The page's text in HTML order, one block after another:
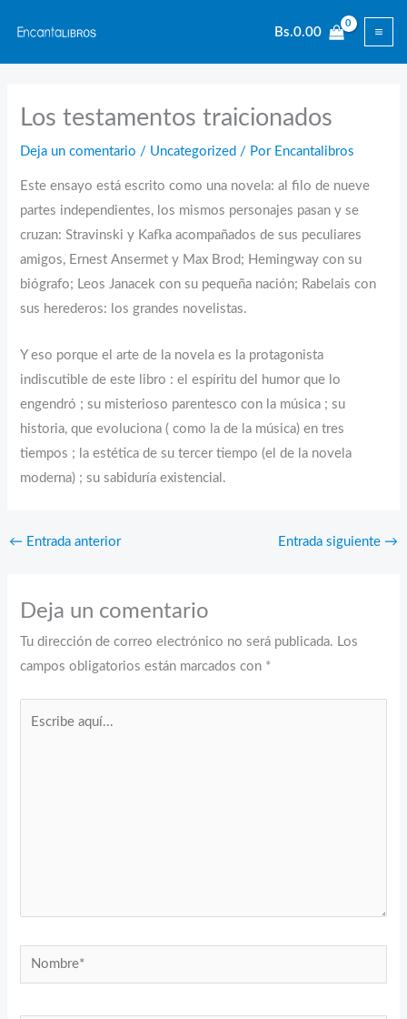
contenido
Bs.0.00
Los testamentos traicionados
Deja un comentario / Uncategorized / Por Encantalibros
Este ensayo está escrito como una novela: al filo de nueve
partes independientes, los mismos personajes pasan y se
cruzan: Stravinski y Kafka acompañados de sus peculiares
amigos, Ernest Ansermet y Max Brod; Hemingway con su
biógrafo; Leos Janacek con su pequeña nación; Rabelais con
sus herederos: los grandes novelistas.
Y eso porque el arte de la novela es la protagonista
indiscutible de este libro : el espíritu del humor que lo
engendró ; su misterioso parentesco con la música ; su
historia, que evoluciona ( como la de la música) en tres
tiempos ; la estética de su tercer tiempo (el de la novela
moderna) ; su sabiduría existencial.
← Entrada anterior Entrada siguiente →
Deja un comentario
Tu dirección de correo electrónico no será publicada. Los
campos obligatorios están marcados con *
Nombre*